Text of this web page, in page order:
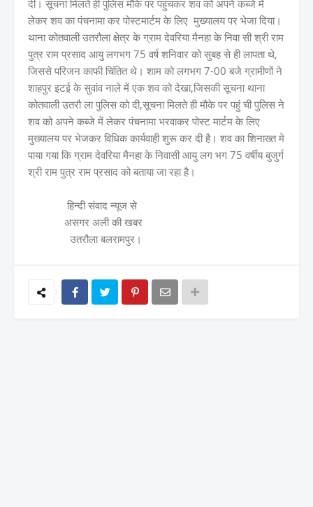
दी। सूचना मिलते ही पुलिस मौके पर पहुंचकर शव को अपने कब्जे में
लेकर शव का पंचनामा कर पोस्टमार्टम के लिए मुख्यालय पर भेजा दिया।
थाना कोतवाली उतरौला क्षेत्र के ग्राम देवरिया मैनहा के निवा सी श्री राम
पुत्र राम प्रसाद आयु लगभग 75 वर्ष शनिवार को सुबह से ही लापता थे,
जिससे परिजन काफी चिंतित थे। शाम को लगभग 7-00 बजे ग्रामीणों ने
शाहपुर इटई के सुवांव नाले में एक शव को देखा,जिसकी सूचना थाना
कोतवाली उतरौ ला पुलिस को दी,सूचना मिलते ही मौके पर पहुं ची पुलिस ने
शव को अपने कब्जे में लेकर पंचनामा भरवाकर पोस्ट मार्टम के लिए
मुख्यालय पर भेजकर विधिक कार्यवाही शुरू कर दी है। शव का शिनाख्त मे
पाया गया कि ग्राम देवरिया मैनहा के निवासी आयु लग भग 75 वर्षीय बुजुर्ग
श्री राम पुत्र राम प्रसाद को बताया जा रहा है।
हिन्दी संवाद न्यूज से
असगर अली की खबर
उतरौला बलरामपुर।